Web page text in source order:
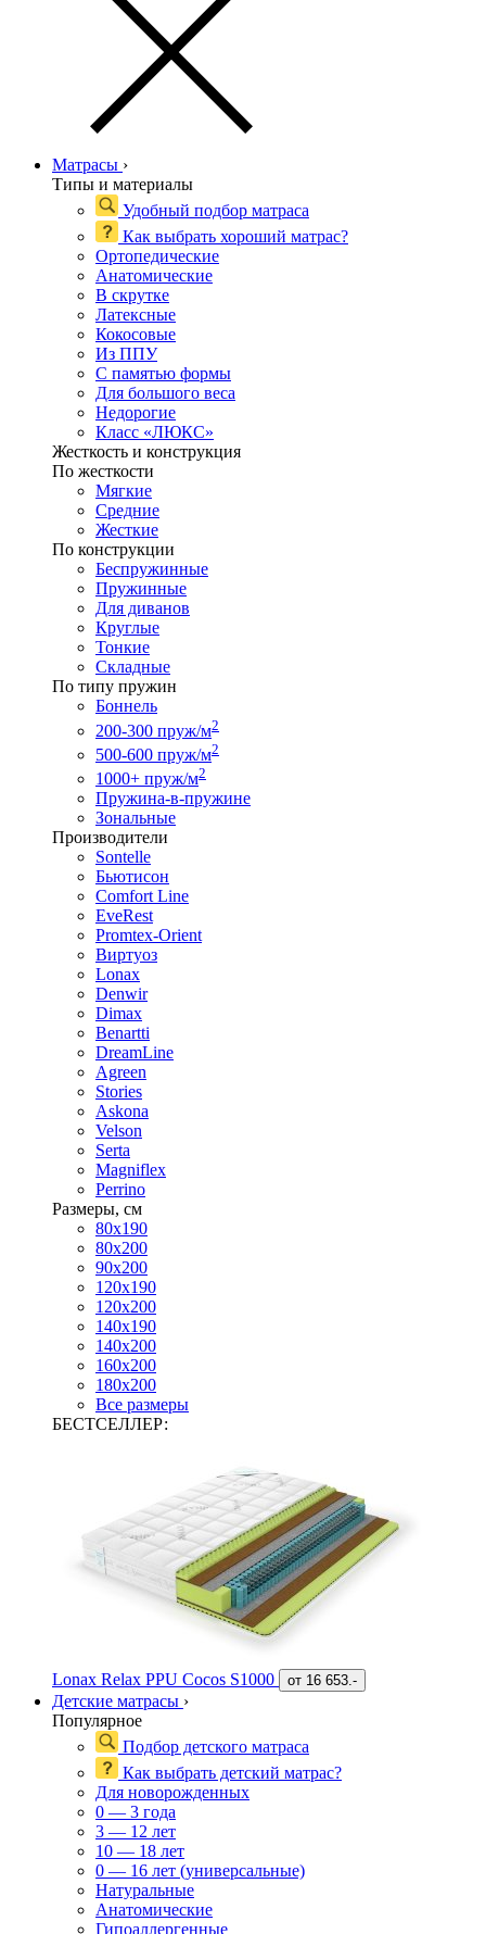
Матрасы ›
Типы и материалы
Удобный подбор матраса
Как выбрать хороший матрас?
Ортопедические
Анатомические
В скрутке
Латексные
Кокосовые
Из ППУ
С памятью формы
Для большого веса
Недорогие
Класс «ЛЮКС»
Жесткость и конструкция
По жесткости
Мягкие
Средние
Жесткие
По конструкции
Беспружинные
Пружинные
Для диванов
Круглые
Тонкие
Складные
По типу пружин
Боннель
200-300 пруж/м2
500-600 пруж/м2
1000+ пруж/м2
Пружина-в-пружине
Зональные
Производители
Sontelle
Бьютисон
Comfort Line
EveRest
Promtex-Orient
Виртуоз
Lonax
Denwir
Dimax
Benartti
DreamLine
Agreen
Stories
Askona
Velson
Serta
Magniflex
Perrino
Размеры, см
80х190
80х200
90х200
120х190
120х200
140х190
140х200
160х200
180х200
Все размеры
БЕСТСЕЛЛЕР:
Lonax Relax PPU Cocos S1000 от 16 653.-
Детские матрасы ›
Популярное
Подбор детского матраса
Как выбрать детский матрас?
Для новорожденных
0 — 3 года
3 — 12 лет
10 — 18 лет
0 — 16 лет (универсальные)
Натуральные
Анатомические
Гипоаллергенные